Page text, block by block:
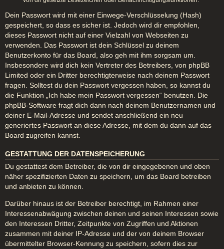
Dein Passwort wird mit einer Einwege-Verschlüsselung (Hash)
gespeichert, so dass es sicher ist. Jedoch wird dir empfohlen,
dieses Passwort nicht auf einer Vielzahl von Webseiten zu
verwenden. Das Passwort ist dein Schlüssel zu deinem
Benutzerkonto für das Board, also geh mit ihm sorgsam um.
Insbesondere wird dich kein Vertreter des Betreibers, von phpBB
Limited oder ein Dritter berechtigterweise nach deinem Passwort
fragen. Solltest du dein Passwort vergessen haben, so kannst du
die Funktion „Ich habe mein Passwort vergessen“ benutzen. Die
phpBB-Software fragt dich dann nach deinem Benutzernamen und
deiner E-Mail-Adresse und sendet anschließend ein neu
generiertes Passwort an diese Adresse, mit dem du dann auf das
Board zugreifen kannst.
GESTATTUNG DER DATENSPEICHERUNG
Du gestattest dem Betreiber, die von dir eingegebenen und oben
näher spezifizierten Daten zu speichern, um das Board betreiben
und anbieten zu können.
Darüber hinaus ist der Betreiber berechtigt, im Rahmen einer
Interessenabwägung zwischen deinen und seinen Interessen sowie
den Interessen Dritter, Zeitpunkte von Zugriffen und Aktionen
zusammen mit deiner IP-Adresse und der von deinem Browser
übermittelter Browser-Kennung zu speichern, sofern dies zur